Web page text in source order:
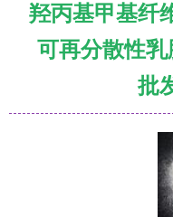
羟丙基甲基纤
可再分散性
批